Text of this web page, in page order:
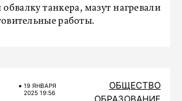
танкера, мазут нагревали
работы.
19 ЯНВАРЯ
2025 19:56
ОБЩЕСТВО